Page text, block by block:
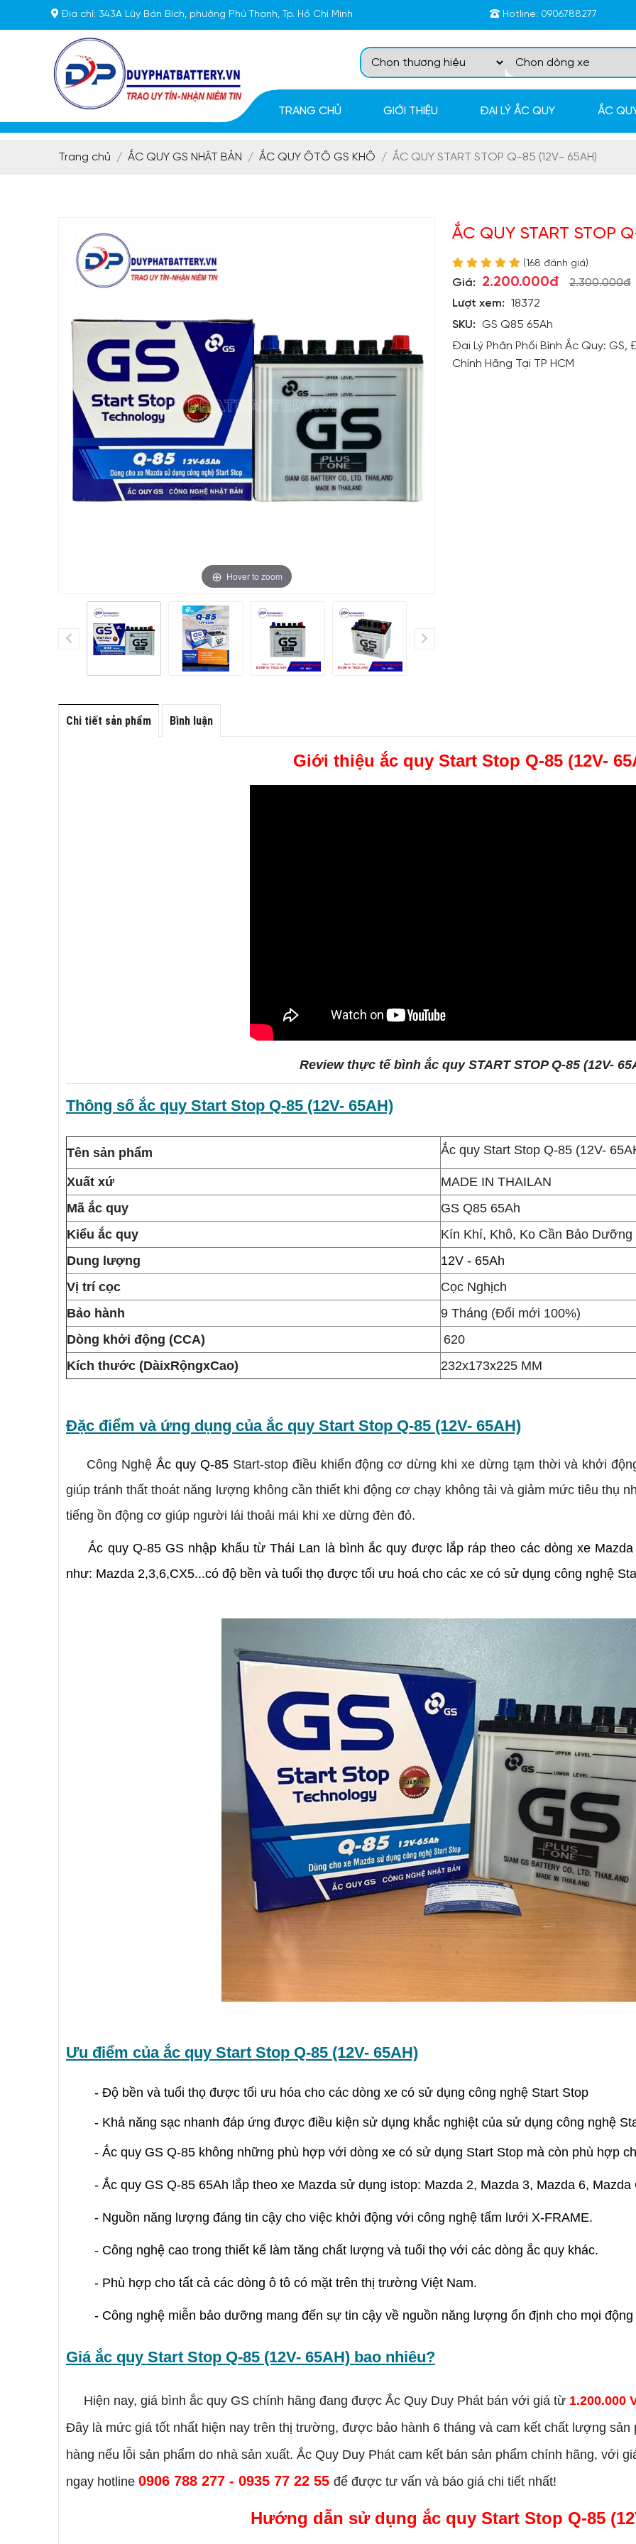
Địa chỉ: 343A Lũy Bán Bích, phường Phú Thạnh, Tp. Hồ Chí Minh Hotline: 0906788277
TRANG CHỦ GIỚI THIỆU ĐẠI LÝ ẮC QUY ẮC
Trang chủ ẮC QUY GS NHẬT BẢN ẮC QUY ÔTÔ GS KHÔ ẮC QUY START STOP Q-85 (12V- 65AH)
Hover to zoom
ẮC QUY START STOP
(168 đánh giá)
Giá: 2.200.000đ
2.300.000đ
Lượt xem: 18372
SKU:
GS Q85 65Ah
Đại Lý Phân Phối Bình Ắc Quy:
Chính Hãng Tại TP HCM
Chi tiết sản phẩm Bình luận
Giới thiệu ắc quy Start Stop Q-85 (12V-
Review thực tế bình ắc quy START STOP Q-85 (12V-
Thông số ắc quy Start Stop Q-85 (12V- 65AH)
Tên sản phẩm Ắc quy Start Stop Q-85 (12V-
Xuất xứ
MADE IN THAILAN
Mã ắc quy
GS Q85 65Ah
Kiểu ắc quy
Kín Khí, Khô, Ko Cần Bảo Dưỡng
Dung lượng
12V - 65Ah
Vị trí cọc
Cọc Nghịch
Bảo hành
9 Tháng (Đổi mới 100%)
Dòng khởi động (CCA)
620
Kích thước (DàixRộngxCao)
232x173x225 MM
Đặc điểm và ứng dụng của ắc quy Start Stop Q-85 (12V- 65AH)
Công Nghệ Ắc quy Q-85Start-stop điều khiển động cơ dừng khi xe dừng tạm thời và khởi
giúp tránh thất thoát năng lượng không cần thiết khi động cơ chạy không tải và giảm mức tiêu thụ
tiếng ồn động cơ giúp người lái thoải mái khi xe dừng đèn đỏ.
Ắc quy Q-85GS nhập khẩu từ Thái Lan là bình ắc quy được lắp ráp theo các dòng xe
như: Mazda 2,3,6,CX5...có độ bền và tuổi thọ được tối ưu hoá cho các xe có sử dụng công nghệ
Ưu điểm của ắc quy Start Stop Q-85 (12V- 65AH)
- Độ bền và tuổi thọ được tối ưu hóa cho các dòng xe có sử dụng công nghệ Start Stop
- Khả năng sạc nhanh đáp ứng được điều kiện sử dụng khắc nghiệt của sử dụng công nghệ
- Ắc quy GS Q-85 không những phù hợp với dòng xe có sử dụng Start Stop mà còn phù hợp
- Ắc quy GS Q-85 65Ah lắp theo xe Mazda sử dụng istop: Mazda 2, Mazda 3, Mazda 6, Mazda
- Nguồn năng lượng đáng tin cậy cho việc khởi động với công nghệ tấm lưới X-FRAME.
- Công nghệ cao trong thiết kế làm tăng chất lượng và tuổi thọ với các dòng ắc quy khác.
- Phù hợp cho tất cả các dòng ô tô có mặt trên thị trường Việt Nam.
- Công nghệ miễn bảo dưỡng mang đến sự tin cậy về nguồn năng lượng ổn định cho mọi
Giá ắc quy Start Stop Q-85 (12V- 65AH) bao nhiêu?
Hiện nay, giá bình ắc quy GS chính hãng đang được Ắc Quy Duy Phát bán với giá từ 1.200.000
Đây là mức giá tốt nhất hiện nay trên thị trường, được bảo hành 6 tháng và cam kết chất lượng sản
hàng nếu lỗi sản phẩm do nhà sản xuất. Ắc Quy Duy Phát cam kết bán sản phẩm chính hãng, với
ngay hotline 0906 788 277 - 0935 77 22 55 để được tư vấn và báo giá chi tiết nhất!
Hướng dẫn sử dụng ắc quy Start Stop Q-85